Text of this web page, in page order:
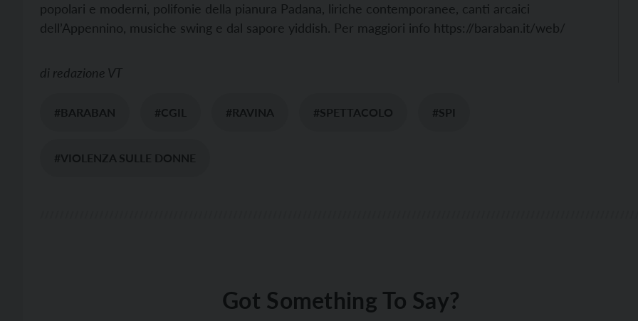
popolari e moderni, polifonie della pianura Padana, liriche contemporanee, canti arcaici
dell’Appennino, musiche swing e dal sapore yiddish. Per maggiori info https://baraban.it/web/
di redazione VT
#BARABAN #CGIL #RAVINA #SPETTACOLO #SPI
#VIOLENZA SULLE DONNE
Got Something To Say?